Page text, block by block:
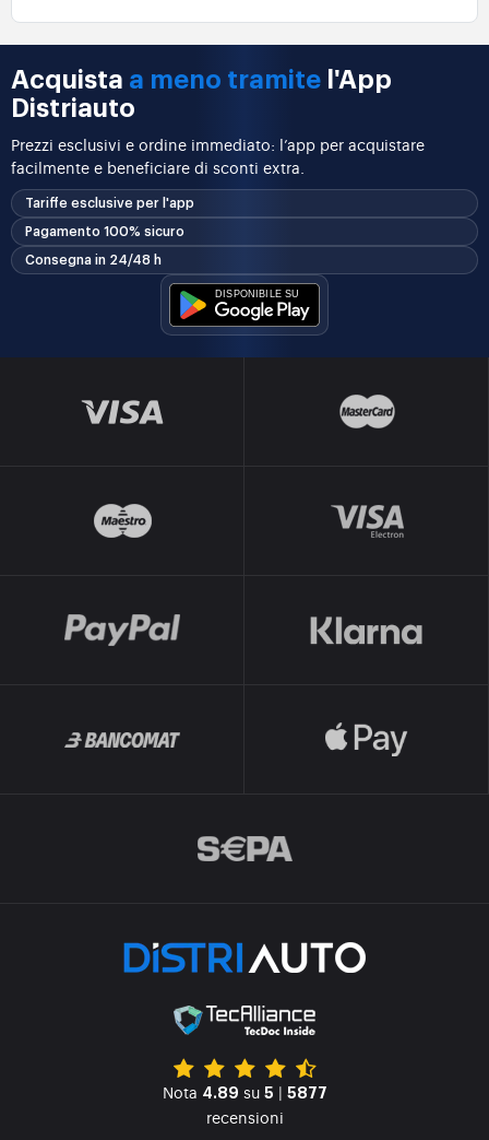
Acquista a meno tramite l'App
Distriauto
Prezzi esclusivi e ordine immediato: l’app per acquistare
facilmente e beneficiare di sconti extra.
Tariffe esclusive per l'app
Pagamento 100% sicuro
Consegna in 24/48 h
Nota 4.89 su 5 | 5877
recensioni